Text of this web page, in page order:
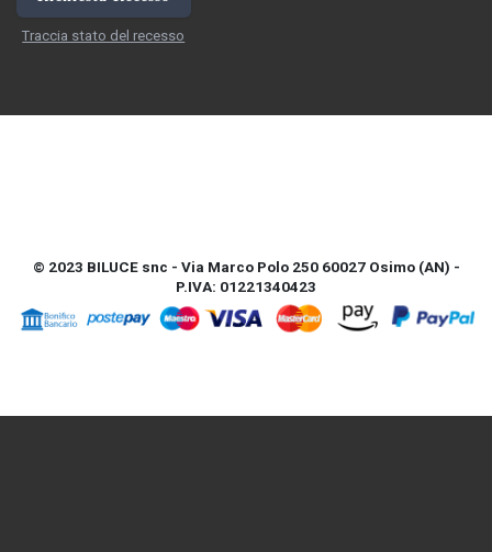
Traccia stato del recesso
© 2023 BILUCE snc - Via Marco Polo 250 60027 Osimo (AN) -
P.IVA: 01221340423